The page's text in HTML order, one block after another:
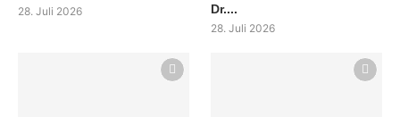
28. Juli 2026
Dr....
28. Juli 2026